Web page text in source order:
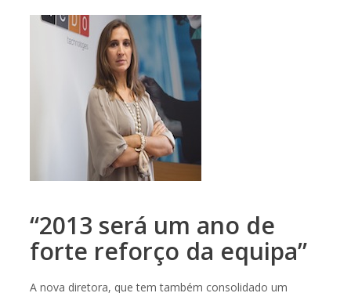
“2013 será um ano de
forte reforço da equipa”
A nova diretora, que tem também consolidado um